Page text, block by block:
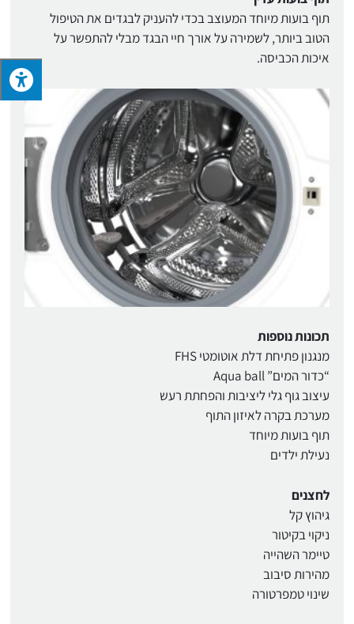
תוף בועות מיוחד המעוצב בכדי להעניק לבגדים את הטיפול
הטוב ביותר, לשמירה על אורך חיי הבגד מבלי להתפשר על
איכות הכביסה.
תכונות נוספות
מנגנון פתיחת דלת אוטומטי FHS
“כדור המים” Aqua ball
עיצוב גוף גלי ליציבות והפחתת רעש
מערכת בקרה לאיזון התוף
תוף בועות מיוחד
נעילת ילדים
לחצנים
גיהוץ קל
ניקוי בקיטור
טיימר השהייה
מהירות סיבוב
שינוי טמפרטורה